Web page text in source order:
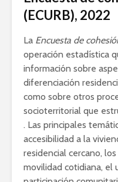
(ECURB), 2022
La Encuesta de
operación estadística
información sobre
diferenciación
como sobre otros
socioterritorial que
. Las principales
accesibilidad a la
residencial cercano,
movilidad cotidiana, el